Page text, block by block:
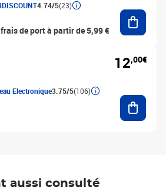
4.74/5(23)
de port à partir de 5,99 €
Electronique3.75/5(106)
12,00€
aussi consulté